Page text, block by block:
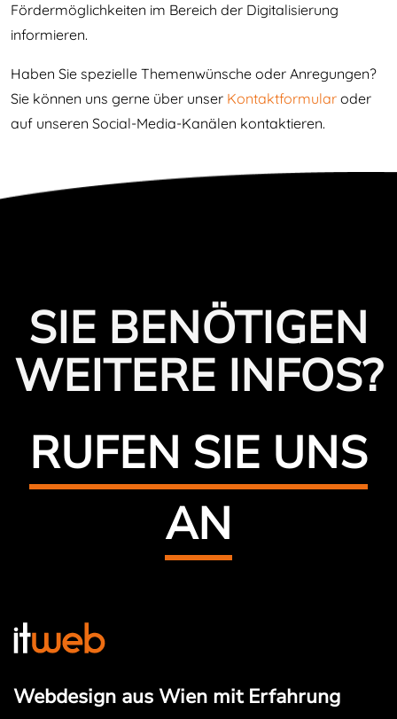
Fördermöglichkeiten im Bereich der Digitalisierung
informieren.
Haben Sie spezielle Themenwünsche oder Anregungen?
Sie können uns gerne über unser Kontaktformular oder
auf unseren Social-Media-Kanälen kontaktieren.
SIE BENÖTIGEN
WEITERE INFOS?
RUFEN SIE UNS
AN
Webdesign aus Wien mit Erfahrung